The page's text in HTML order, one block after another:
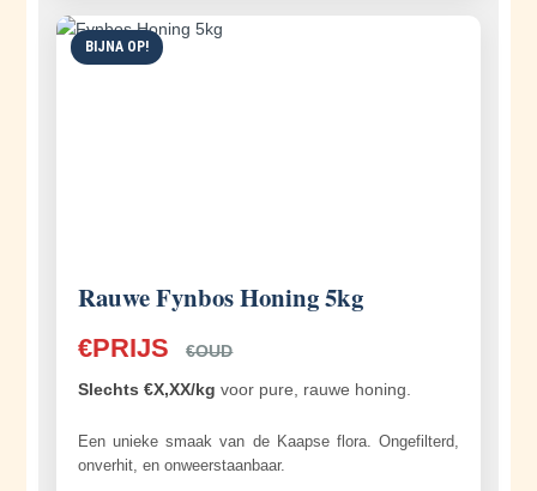
BIJNA OP!
Rauwe Fynbos Honing 5kg
€PRIJS
€OUD
Slechts €X,XX/kg voor pure, rauwe honing.
Een unieke smaak van de Kaapse flora. Ongefilterd,
onverhit, en onweerstaanbaar.